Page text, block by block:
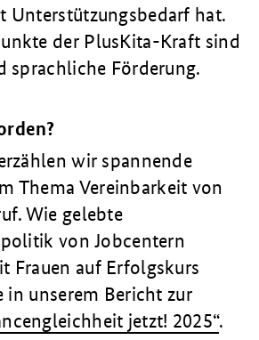
Unterstützungsbedarf hat.
der PlusKita-Kraft sind
sprachliche Förderung.
wir spannende
Thema Vereinbarkeit von
Wie gelebte
von Jobcentern
Frauen auf Erfolgskurs
in unserem Bericht zur
jetzt! 2025“.